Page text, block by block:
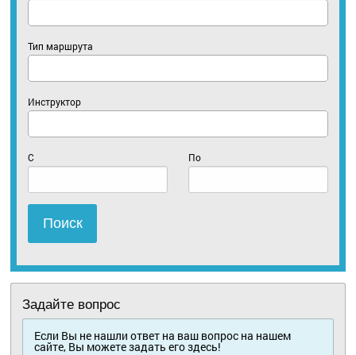
Тип маршрута
Инструктор
С По
Поиск
Задайте вопрос
Если Вы не нашли ответ на ваш вопрос на нашем
сайте, Вы можете задать его здесь!